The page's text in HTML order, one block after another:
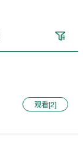
观看[2]